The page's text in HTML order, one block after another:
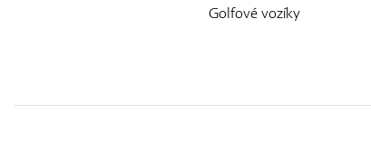
Golfové vozíky